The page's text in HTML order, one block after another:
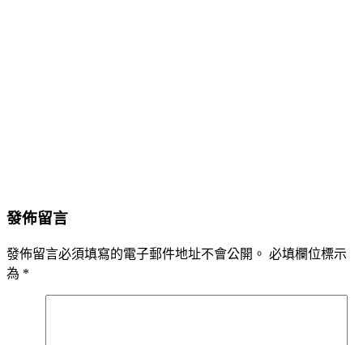
發佈留言
發佈留言必須填寫的電子郵件地址不會公開。 必填欄位標示
為 *